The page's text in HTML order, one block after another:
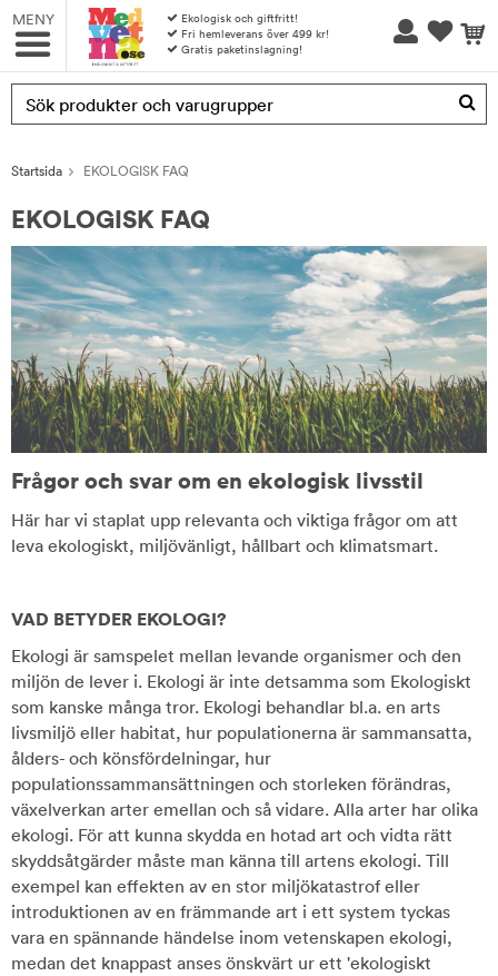
MENY
Ekologisk och giftfritt!
Fri hemleverans över 499 kr!
Gratis paketinslagning!
Produkten har blivit tillagd i varukorgen
Startsida EKOLOGISK FAQ
EKOLOGISK FAQ
Frågor och svar om en ekologisk livsstil
Här har vi staplat upp relevanta och viktiga frågor om att
leva ekologiskt, miljövänligt, hållbart och klimatsmart.
VAD BETYDER EKOLOGI?
Ekologi är samspelet mellan levande organismer och den
miljön de lever i. Ekologi är inte detsamma som Ekologiskt
som kanske många tror. Ekologi behandlar bl.a. en arts
livsmiljö eller habitat, hur populationerna är sammansatta,
ålders- och könsfördelningar, hur
populationssammansättningen och storleken förändras,
växelverkan arter emellan och så vidare. Alla arter har olika
ekologi. För att kunna skydda en hotad art och vidta rätt
skyddsåtgärder måste man känna till artens ekologi. Till
exempel kan effekten av en stor miljökatastrof eller
introduktionen av en främmande art i ett system tyckas
vara en spännande händelse inom vetenskapen ekologi,
medan det knappast anses önskvärt ur ett 'ekologiskt